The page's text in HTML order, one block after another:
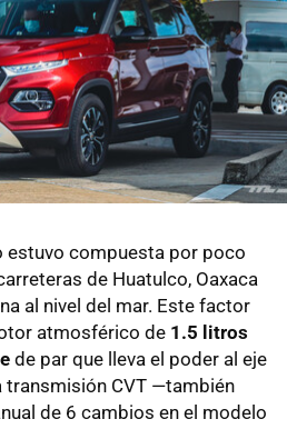
estuvo compuesta por poco
de Huatulco, Oaxaca
al nivel del mar. Este factor
atmosférico de 1.5 litros
de par que lleva el poder al eje
transmisión CVT —también
de 6 cambios en el modelo